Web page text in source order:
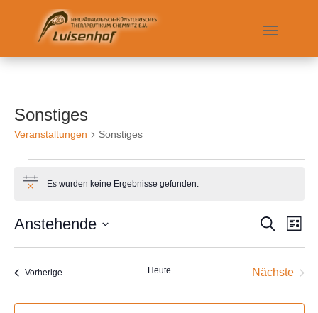
Sonstiges
Veranstaltungen Sonstiges
HinweisEs wurden keine Ergebnisse gefunden.
Suche
Suche
Liste
Anstehende
Datum
VorherigeVeranstaltungen Heute
Nächste